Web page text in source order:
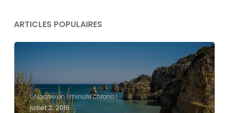
ARTICLES POPULAIRES
L’Algarve en 1 minute chrono !
juillet 2, 2016